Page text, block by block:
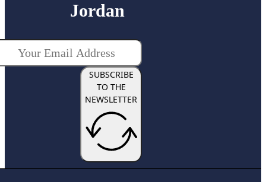
Jordan
SUBSCRIBE
TO THE
NEWSLETTER